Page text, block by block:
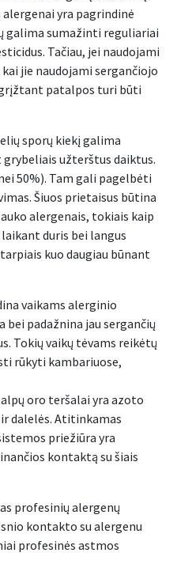
yra pagrindinė
galima sumažinti reguliariai
Tačiau, jei naudojami
jie naudojami sergančiojo
patalpos turi būti
sporų kiekį galima
užterštus daiktus.
50%). Tam gali pagelbėti
Šiuos prietaisus būtina
alergenais, tokiais kaip
duris bei langus
kuo daugiau būnant
vaikams alerginio
padažnina jau sergančių
Tokių vaikų tėvams reikėtų
rūkyti kambariuose,
oro teršalai yra azoto
dalelės. Atitinkamas
priežiūra yra
kontaktą su šiais
profesinių alergenų
kontakto su alergenu
profesinės astmos